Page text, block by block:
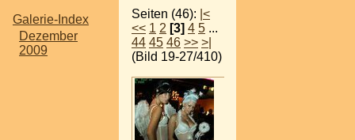
Galerie-Index
Dezember
2009
Seiten (46): |<
<< 1 2 [3] 4 5 ...
44 45 46 >> >|
(Bild 19-27/410)